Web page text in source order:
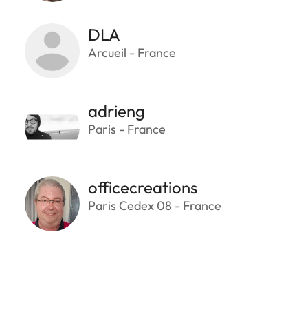
DLA
Arcueil - France
adrieng
Paris - France
officecreations
Paris Cedex 08 - France